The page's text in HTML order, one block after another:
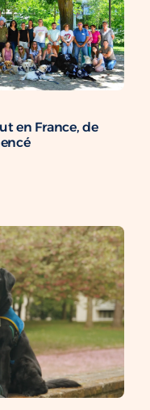
en France, de